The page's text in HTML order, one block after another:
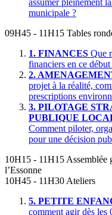
municipale ?
09H45 - 11H15 Tables
1. FINANCES Que
financiers en ce
2.
projet à la réalité,
prescriptions
3. PILOTAGE
PUBLIQUE
Comment piloter,
pour une décision
10H15 - 11H15 Assemblée
l’Essonne
10H45 - 11H30 Ateliers
5. PETITE
comment agir dès les